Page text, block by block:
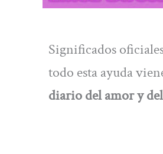
Significados
todo esta ayuda
diario del amor y